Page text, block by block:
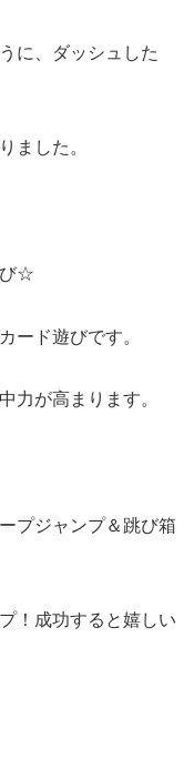
に、ダッシュした
ました。
び☆
ード遊びです。
力が高まります。
プジャンプ＆跳び箱
！成功すると嬉しい